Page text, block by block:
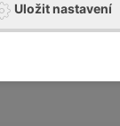
Uložit nastavení